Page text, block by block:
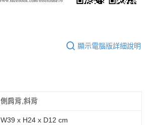
顯示電腦版詳細說明
側肩背,斜背
W39 x H24 x D12 cm